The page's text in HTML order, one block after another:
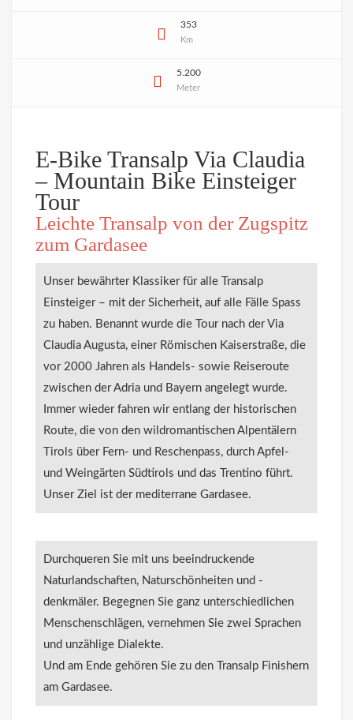
353
Km
5.200
Meter
E-Bike Transalp Via Claudia
– Mountain Bike Einsteiger
Tour
Leichte Transalp von der Zugspitz
zum Gardasee
Unser bewährter Klassiker für alle Transalp
Einsteiger – mit der Sicherheit, auf alle Fälle Spass
zu haben. Benannt wurde die Tour nach der Via
Claudia Augusta, einer Römischen Kaiserstraße, die
vor 2000 Jahren als Handels- sowie Reiseroute
zwischen der Adria und Bayern angelegt wurde.
Immer wieder fahren wir entlang der historischen
Route, die von den wildromantischen Alpentälern
Tirols über Fern- und Reschenpass, durch Apfel-
und Weingärten Südtirols und das Trentino führt.
Unser Ziel ist der mediterrane Gardasee.
Durchqueren Sie mit uns beeindruckende
Naturlandschaften, Naturschönheiten und -
denkmäler. Begegnen Sie ganz unterschiedlichen
Menschenschlägen, vernehmen Sie zwei Sprachen
und unzählige Dialekte.
Und am Ende gehören Sie zu den Transalp Finishern
am Gardasee.